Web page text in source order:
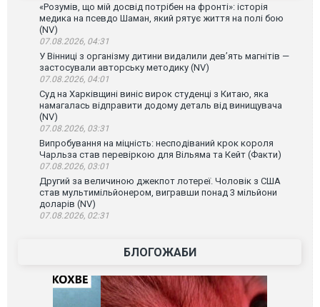
«Розумів, що мій досвід потрібен на фронті»: історія
медика на псевдо Шаман, який рятує життя на полі бою
(NV)
07.08.2026, 04:31
У Вінниці з організму дитини видалили дев’ять магнітів —
застосували авторську методику (NV)
07.08.2026, 04:01
Суд на Харківщині виніс вирок студенці з Китаю, яка
намагалась відправити додому деталь від винищувача
(NV)
07.08.2026, 03:31
Випробування на міцність: несподіваний крок короля
Чарльза став перевіркою для Вільяма та Кейт (Факти)
07.08.2026, 03:01
Другий за величиною джекпот лотереї. Чоловік з США
став мультимільйонером, вигравши понад 3 мільйони
доларів (NV)
07.08.2026, 02:31
БЛОГОЖАБИ